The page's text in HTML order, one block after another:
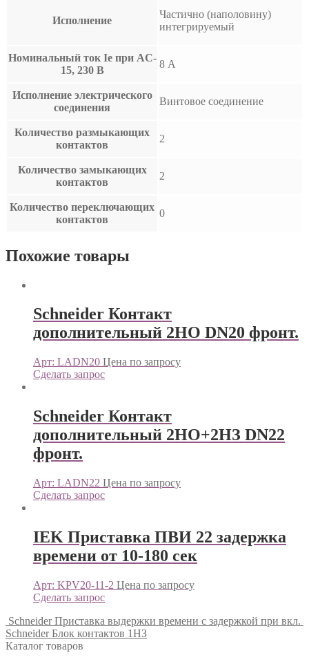
Исполнение
Частично (наполовину)
интегрируемый
Номинальный ток Ie при AC-
15, 230 В
8 А
Исполнение электрического
соединения
Винтовое соединение
Количество размыкающих
контактов
2
Количество замыкающих
контактов
2
Количество переключающих
контактов
0
Похожие товары
Schneider Контакт
дополнительный 2НО DN20 фронт.
Арт: LADN20 Цена по запросу
Сделать запрос
Schneider Контакт
дополнительный 2НО+2НЗ DN22
фронт.
Арт: LADN22 Цена по запросу
Сделать запрос
IEK Приставка ПВИ 22 задержка
времени от 10-180 сек
Арт: KPV20-11-2 Цена по запросу
Сделать запрос
Schneider Приставка выдержки времени с задержкой при вкл.
Schneider Блок контактов 1НЗ
Каталог товаров